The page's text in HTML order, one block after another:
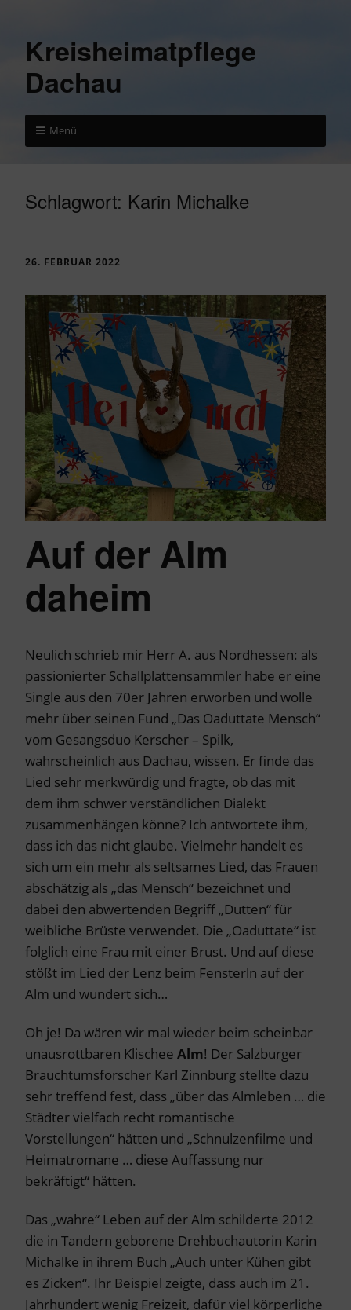
Kreisheimatpflege
Dachau
Menü
Schlagwort: Karin Michalke
26. FEBRUAR 2022
Auf der Alm
daheim
Neulich schrieb mir Herr A. aus Nordhessen: als
passionierter Schallplattensammler habe er eine
Single aus den 70er Jahren erworben und wolle
mehr über seinen Fund „Das Oaduttate Mensch“
vom Gesangsduo Kerscher – Spilk,
wahrscheinlich aus Dachau, wissen. Er finde das
Lied sehr merkwürdig und fragte, ob das mit
dem ihm schwer verständlichen Dialekt
zusammenhängen könne? Ich antwortete ihm,
dass ich das nicht glaube. Vielmehr handelt es
sich um ein mehr als seltsames Lied, das Frauen
abschätzig als „das Mensch“ bezeichnet und
dabei den abwertenden Begriff „Dutten“ für
weibliche Brüste verwendet. Die „Oaduttate“ ist
folglich eine Frau mit einer Brust. Und auf diese
stößt im Lied der Lenz beim Fensterln auf der
Alm und wundert sich…
Oh je! Da wären wir mal wieder beim scheinbar
unausrottbaren Klischee Alm! Der Salzburger
Brauchtumsforscher Karl Zinnburg stellte dazu
sehr treffend fest, dass „über das Almleben … die
Städter vielfach recht romantische
Vorstellungen“ hätten und „Schnulzenfilme und
Heimatromane … diese Auffassung nur
bekräftigt“ hätten.
Das „wahre“ Leben auf der Alm schilderte 2012
die in Tandern geborene Drehbuchautorin Karin
Michalke in ihrem Buch „Auch unter Kühen gibt
es Zicken“. Ihr Beispiel zeigte, dass auch im 21.
Jahrhundert wenig Freizeit, dafür viel körperliche